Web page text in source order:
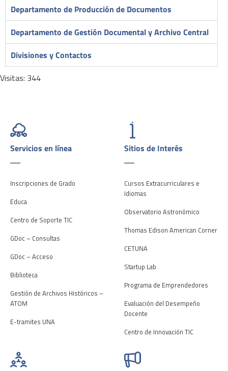
Departamento de Producción de Documentos
Departamento de Gestión Documental y Archivo Central
Divisiones y Contactos
Visitas: 344
Servicios en línea
Inscripciones de Grado
Educa
Centro de Soporte TIC
GDoc – Consultas
GDoc – Acceso
Biblioteca
Gestión de Archivos Históricos –
ATOM
E-tramites UNA
Sitios de Interés
Cursos Extracurriculares e
Idiomas
Observatorio Astronómico
Thomas Edison American Corner
CETUNA
Startup Lab
Programa de Emprendedores
Evaluación del Desempeño
Docente
Centro de Innovación TIC